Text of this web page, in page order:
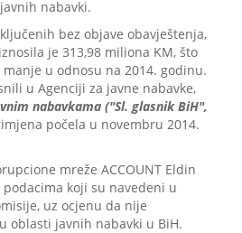
nabavki.
bez objave obavještenja,
je 313,98 miliona KM, što
u odnosu na 2014. godinu.
u Agenciji za javne nabavke,
nabavkama ("Sl. glasnik BiH",
počela u novembru 2014.
mreže ACCOUNT Eldin
koji su navedeni u
uz ocjenu da nije
oblasti javnih nabavki u BiH.